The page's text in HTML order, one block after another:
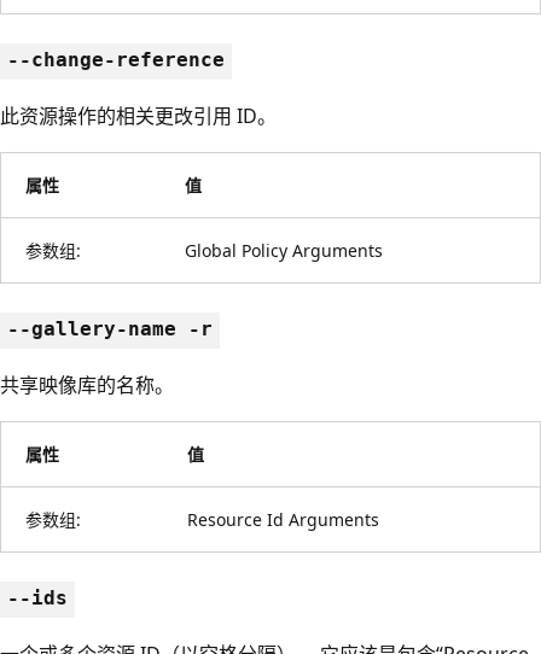
--change-reference
此资源操作的相关更改引用 ID。
属性 值
参数组: Global Policy Arguments
--gallery-name -r
共享映像库的名称。
属性 值
参数组: Resource Id Arguments
--ids